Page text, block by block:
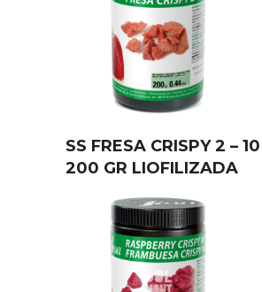
SS FRESA CRISPY 2 –
200 GR LIOFILIZADA